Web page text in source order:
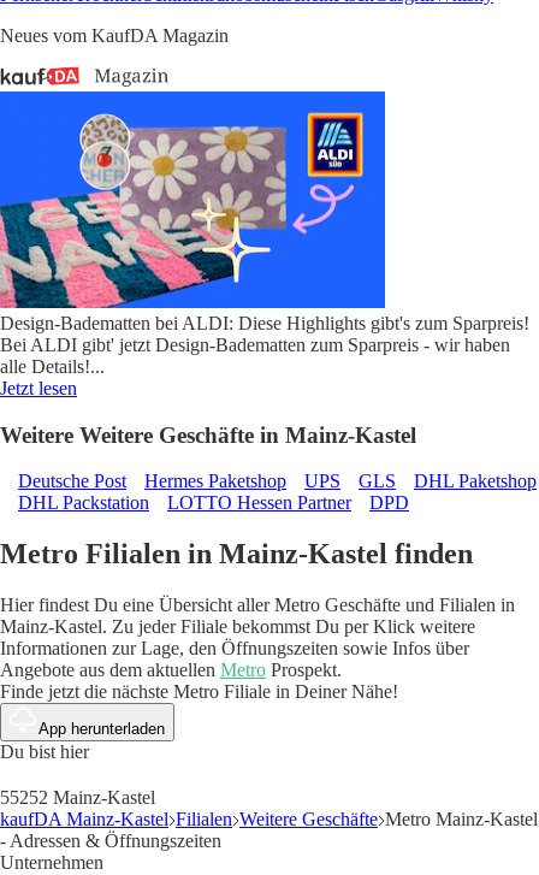
Neues vom KaufDA Magazin
Design-Badematten bei ALDI: Diese Highlights gibt's zum Sparpreis!
Bei ALDI gibt' jetzt Design-Badematten zum Sparpreis - wir haben
alle Details!...
Jetzt lesen
Weitere Weitere Geschäfte in Mainz-Kastel
Deutsche Post Hermes Paketshop UPS GLS
DHL Paketshop
DHL Packstation
LOTTO Hessen Partner DPD
Metro Filialen in Mainz-Kastel finden
Hier findest Du eine Übersicht aller Metro Geschäfte und Filialen in
Mainz-Kastel. Zu jeder Filiale bekommst Du per Klick weitere
Informationen zur Lage, den Öffnungszeiten sowie Infos über
Angebote aus dem aktuellen Metro Prospekt.
Finde jetzt die nächste Metro Filiale in Deiner Nähe!
App herunterladen
Du bist hier
55252 Mainz-Kastel
kaufDA Mainz-Kastel Filialen Weitere Geschäfte Metro Mainz-Kastel
- Adressen & Öffnungszeiten
Unternehmen